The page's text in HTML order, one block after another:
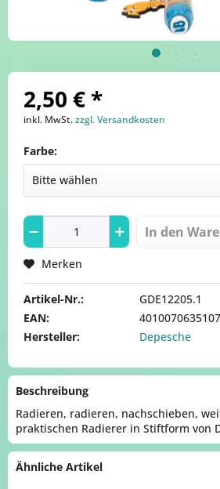
2,50 € *
inkl. MwSt.zzgl. Versandkosten
Farbe:
In den
Merken
Artikel-Nr.:
GDE12205.1
EAN:
4010070635107
Hersteller:
Depesche
Beschreibung
Radieren, radieren, nachschieben,
praktischen Radierer in Stiftform von
Ähnliche Artikel